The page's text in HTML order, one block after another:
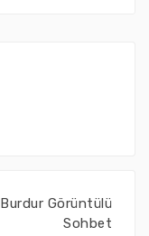
Burdur Görüntülü
Sohbet